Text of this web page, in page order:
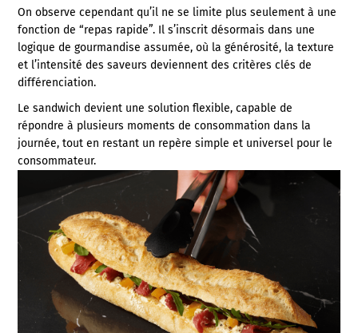
On observe cependant qu’il ne se limite plus seulement à une
fonction de “repas rapide”. Il s’inscrit désormais dans une
logique de gourmandise assumée, où la générosité, la texture
et l’intensité des saveurs deviennent des critères clés de
différenciation.
Le sandwich devient une solution flexible, capable de
répondre à plusieurs moments de consommation dans la
journée, tout en restant un repère simple et universel pour le
consommateur.